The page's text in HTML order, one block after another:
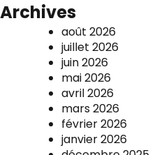
Archives
août 2026
juillet 2026
juin 2026
mai 2026
avril 2026
mars 2026
février 2026
janvier 2026